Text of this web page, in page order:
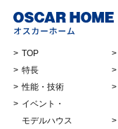
TOP
特長
性能・技術
イベント・
モデルハウス